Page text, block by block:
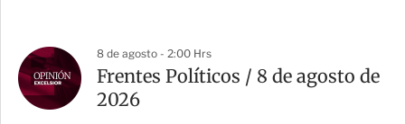
8 de agosto - 2:00 Hrs
Frentes Políticos / 8 de agosto de
2026